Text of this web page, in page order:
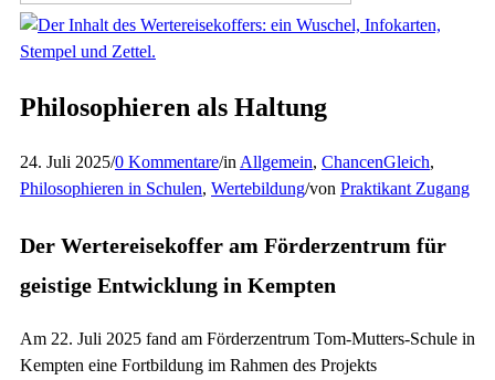
Philosophieren als Haltung
24. Juli 2025/0 Kommentare/in Allgemein, ChancenGleich,
Philosophieren in Schulen, Wertebildung/von Praktikant Zugang
Der Wertereisekoffer am Förderzentrum für
geistige Entwicklung in Kempten
Am 22. Juli 2025 fand am Förderzentrum Tom-Mutters-Schule in
Kempten eine Fortbildung im Rahmen des Projekts